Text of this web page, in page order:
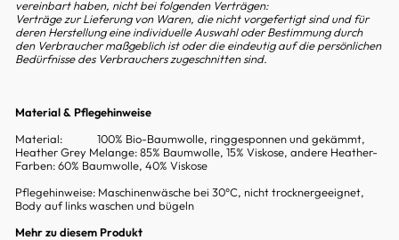
vereinbart haben, nicht bei folgenden Verträgen:
Verträge zur Lieferung von Waren, die nicht vorgefertigt sind und für
deren Herstellung eine individuelle Auswahl oder Bestimmung durch
den Verbraucher maßgeblich ist oder die eindeutig auf die persönlichen
Bedürfnisse des Verbrauchers zugeschnitten sind.
Material & Pflegehinweise
Material: 100% Bio-Baumwolle, ringgesponnen und gekämmt,
Heather Grey Melange: 85% Baumwolle, 15% Viskose, andere Heather-
Farben: 60% Baumwolle, 40% Viskose
Pflegehinweise: Maschinenwäsche bei 30°C, nicht trocknergeeignet,
Body auf links waschen und bügeln
Mehr zu diesem Produkt